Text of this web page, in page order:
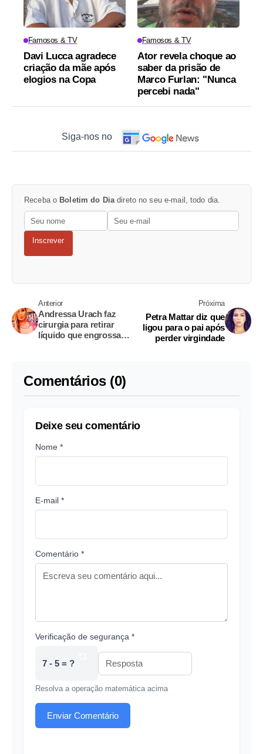
Famosos & TV
Davi Lucca agradece
criação da mãe após
elogios na Copa
Famosos & TV
Ator revela choque ao
saber da prisão de
Marco Furlan: "Nunca
percebi nada"
Siga-nos no
Receba o Boletim do Dia direto no seu e-mail, todo dia.
Inscrever
Anterior
Andressa Urach faz
cirurgia para retirar
líquido que engrossava
Próxima
Petra Mattar diz que
ligou para o pai após
perder virgindade
Comentários (0)
Deixe seu comentário
Nome *
E-mail *
Comentário *
Verificação de segurança *
7 - 5 = ?
Resolva a operação matemática acima
Enviar Comentário